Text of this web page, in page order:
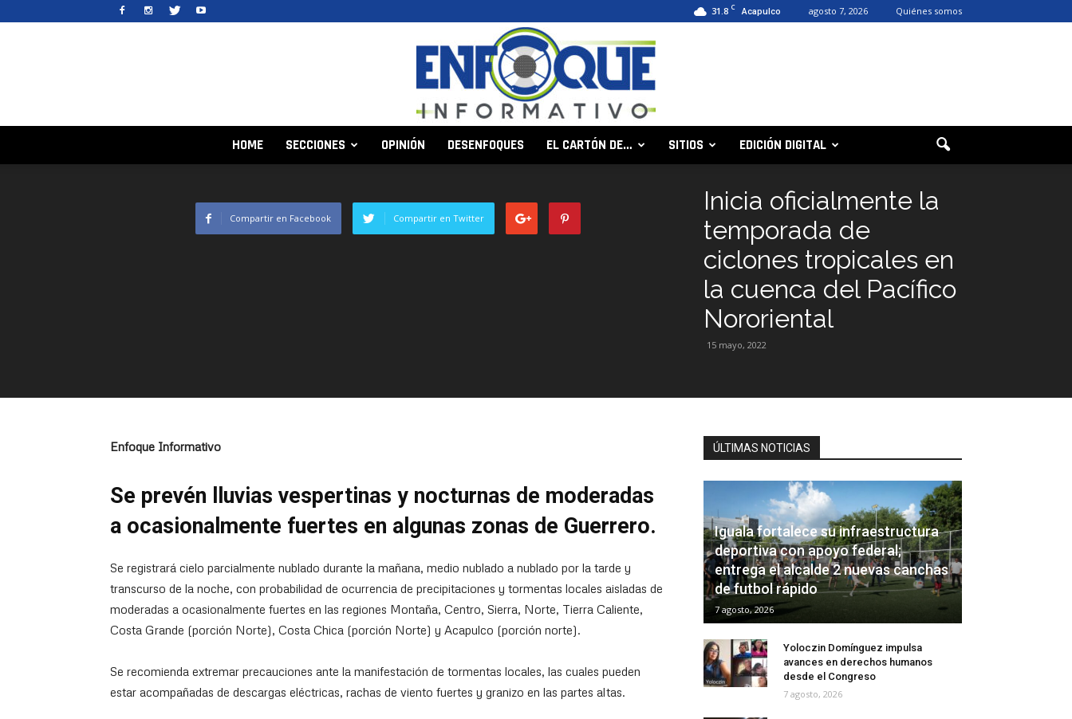
31.8 C Acapulco agosto 7, 2026 Quiénes somos
HOME SECCIONES OPINIÓN DESENFOQUES EL CARTÓN DE… SITIOS EDICIÓN DIGITAL
Inicia oficialmente la
temporada de
ciclones tropicales en
la cuenca del Pacífico
Nororiental
15 mayo, 2022
Compartir en Facebook Compartir en Twitter
Enfoque Informativo
Se prevén lluvias vespertinas y nocturnas de moderadas
a ocasionalmente fuertes en algunas zonas de Guerrero.
Se registrará cielo parcialmente nublado durante la mañana, medio nublado a nublado por la tarde y
transcurso de la noche, con probabilidad de ocurrencia de precipitaciones y tormentas locales aisladas de
moderadas a ocasionalmente fuertes en las regiones Montaña, Centro, Sierra, Norte, Tierra Caliente,
Costa Grande (porción Norte), Costa Chica (porción Norte) y Acapulco (porción norte).
Se recomienda extremar precauciones ante la manifestación de tormentas locales, las cuales pueden
estar acompañadas de descargas eléctricas, rachas de viento fuertes y granizo en las partes altas.
ÚLTIMAS NOTICIAS
Iguala fortalece su infraestructura
deportiva con apoyo federal;
entrega el alcalde 2 nuevas canchas
de futbol rápido
7 agosto, 2026
Yoloczin Domínguez impulsa
avances en derechos humanos
desde el Congreso
7 agosto, 2026